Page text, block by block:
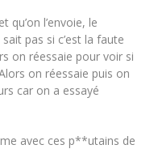
l’envoie, le
pas si c’est la faute
on réessaie pour voir si
on réessaie puis on
car on a essayé
avec ces p**utains de